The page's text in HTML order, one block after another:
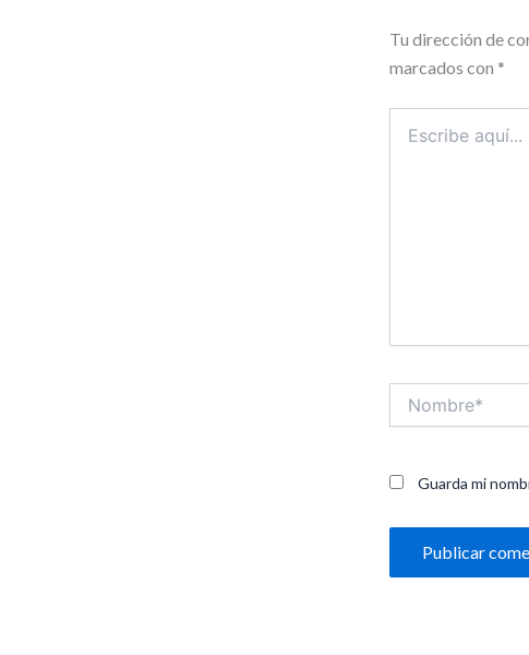
Tu dirección de
marcados con *
aquí...
Guarda mi